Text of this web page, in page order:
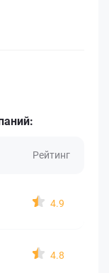
Рейтинг
4.9
4.8